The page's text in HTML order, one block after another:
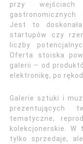
przy
Jest to
startupów czy
liczby
Oferta stoiska
galerii – od
elektronikę, po
Galerie sztuki i
prezentujących
tematyczne,
kolekcjonerskie.
tylko sprzedaje,